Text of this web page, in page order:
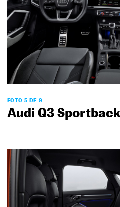
FOTO 5 DE 9
Audi Q3 Sportback